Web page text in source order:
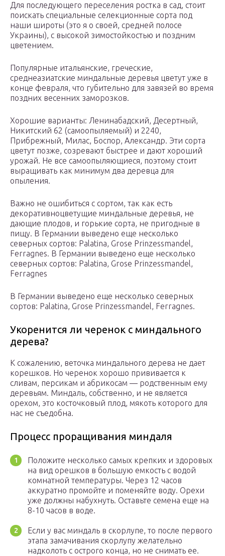
Для последующего переселения ростка в сад, стоит
поискать специальные селекционные сорта под
наши широты (это я о своей, средней полосе
Украины), с высокой зимостойкостью и поздним
цветением.
Популярные итальянские, греческие,
среднеазиатские миндальные деревья цветут уже в
конце февраля, что губительно для завязей во время
поздних весенних заморозков.
Хорошие варианты: Ленинабадский, Десертный,
Никитский 62 (самоопыляемый) и 2240,
Прибрежный, Милас, Боспор, Александр. Эти сорта
цветут позже, созревают быстрее и дают хороший
урожай. Не все самоопыляющиеся, поэтому стоит
выращивать как минимум два деревца для
опыления.
Важно не ошибиться с сортом, так как есть
декоративноцветущие миндальные деревья, не
дающие плодов, и горькие сорта, не пригодные в
пищу. В Германии выведено еще несколько
северных сортов: Palatina, Grose Prinzessmandel,
Ferragnes. В Германии выведено еще несколько
северных сортов: Palatina, Grose Prinzessmandel,
Ferragnes
В Германии выведено еще несколько северных
сортов: Palatina, Grose Prinzessmandel, Ferragnes.
Укоренится ли черенок с миндального
дерева?
К сожалению, веточка миндального дерева не дает
корешков. Но черенок хорошо прививается к
сливам, персикам и абрикосам — родственным ему
деревьям. Миндаль, собственно, и не является
орехом, это косточковый плод, мякоть которого для
нас не съедобна.
Процесс проращивания миндаля
Положите несколько самых крепких и здоровых
на вид орешков в большую емкость с водой
комнатной температуры. Через 12 часов
аккуратно промойте и поменяйте воду. Орехи
уже должны набухнуть. Оставьте семена еще на
8-10 часов в воде.
Если у вас миндаль в скорлупе, то после первого
этапа замачивания скорлупу желательно
надколоть с острого конца, но не снимать ее.